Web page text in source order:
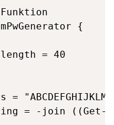
{
= 40
=
= -join ((Get-